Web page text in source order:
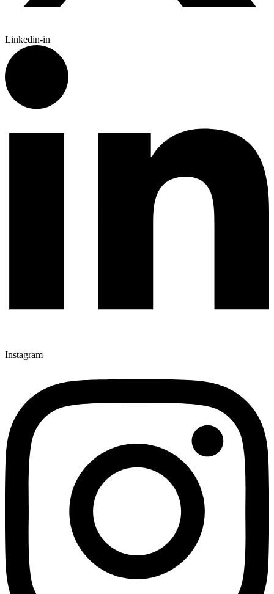
Linkedin-in
Instagram